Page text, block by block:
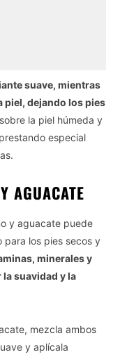
suave, mientras
piel, dejando los pies
la piel húmeda y
especial
AGUACATE
y aguacate puede
los pies secos y
minerales y
suavidad y la
mezcla ambos
y aplícala